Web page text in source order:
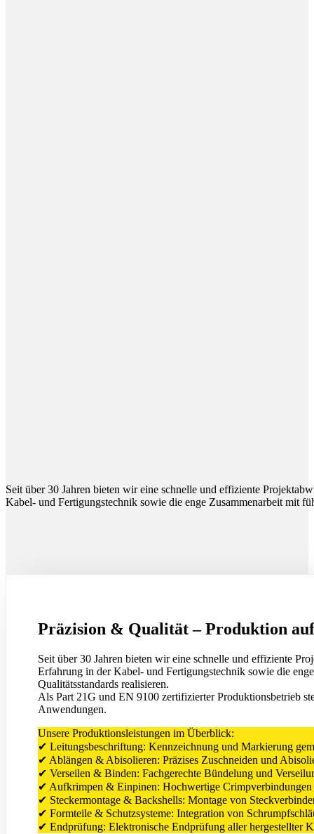
Seit über 30 Jahren bieten wir eine schnelle und effiziente
Kabel- und Fertigungstechnik sowie die enge Zusammenarbeit mit
Präzision & Qualität – Produktion
Seit über 30 Jahren bieten wir eine schnelle und effiziente
Erfahrung in der Kabel- und Fertigungstechnik sowie die
Qualitätsstandards realisieren.
Als Part 21G und EN 9100 zertifizierter Produktionsbetrieb
Anwendungen.
Unsere Produktionsleistungen im Überblick:
✔ Leitungsbeschriftung: Kennzeichnung und Markierung
✔ Ablängen & Abisolieren: Präzises Zuschneiden und
✔ Verseilen & Binden: Fachgerechte Bündelung und
✔ Aufkrimpen & Einpinen: Hochwertige
✔ Steckermontage & Backshells: Montage von
✔ Formteile & Schutzsysteme: Integration von
✔ Endprüfung: Elektronische Endprüfung aller hergestellter